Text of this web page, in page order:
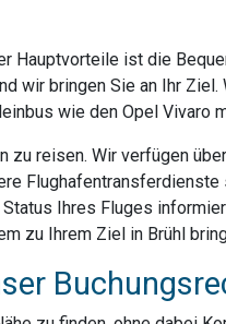
Hauptvorteile ist die
bringen Sie an Ihr Ziel.
wie den Opel Vivaro
reisen. Wir verfügen
Ihres Fluges
zu Ihrem Ziel in Brühl